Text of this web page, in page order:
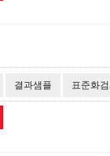
결과샘플 표준화